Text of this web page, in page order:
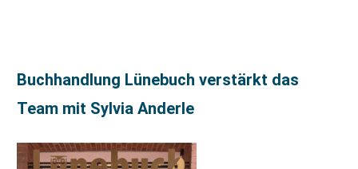
Buchhandlung Lünebuch verstärkt das
Team mit Sylvia Anderle